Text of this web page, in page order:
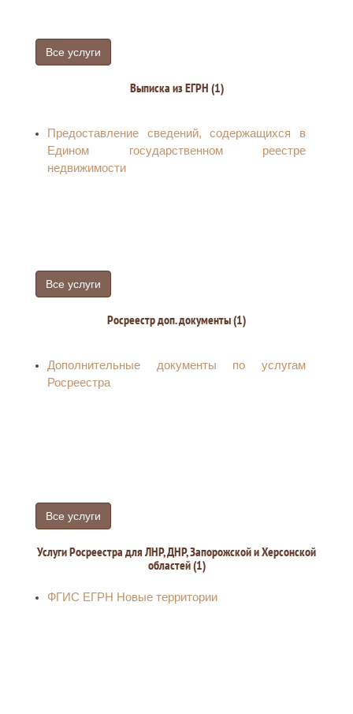
Все услуги
Выписка из ЕГРН (1)
Предоставление сведений, содержащихся в
Едином государственном реестре
недвижимости
Все услуги
Росреестр доп. документы (1)
Дополнительные документы по услугам
Росреестра
Все услуги
Услуги Росреестра для ЛНР, ДНР, Запорожской и Херсонской
областей (1)
ФГИС ЕГРН Новые территории